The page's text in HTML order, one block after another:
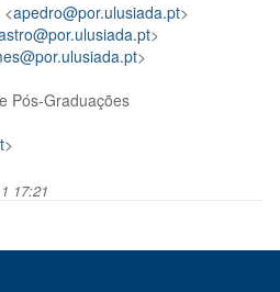
apedro@por.ulusiada.pt>
>
>
Pós-Graduações
>
17:21